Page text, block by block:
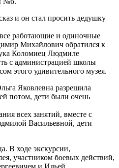
и он стал просить дедушку
работающие и одиночные
Михайлович обратился к
Коломиец Людмиле
с администрацией школы
этого удивительного музея.
Яковлевна разрешила
потом, дети были очень
всех занятий, вместе с
Васильевной, дети
В ходе экскурсии,
участником боевых действий,
и Ильей